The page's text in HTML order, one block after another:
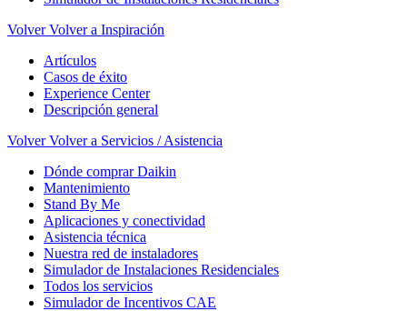
Volver Volver a Inspiración
Artículos
Casos de éxito
Experience Center
Descripción general
Volver Volver a Servicios / Asistencia
Dónde comprar Daikin
Mantenimiento
Stand By Me
Aplicaciones y conectividad
Asistencia técnica
Nuestra red de instaladores
Simulador de Instalaciones Residenciales
Todos los servicios
Simulador de Incentivos CAE